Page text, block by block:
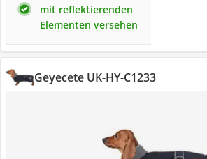
mit reflektierenden
Elementen versehen
Geyecete UK-HY-C1233